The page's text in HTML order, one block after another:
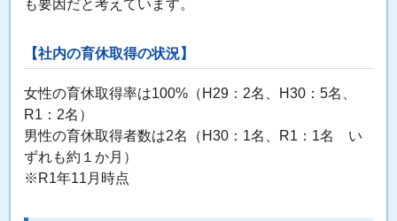
も要因だと考えています。
【社内の育休取得の状況】
女性の育休取得率は100%（H29：2名、H30：5名、
R1：2名）
男性の育休取得者数は2名（H30：1名、R1：1名 い
ずれも約１か月）
※R1年11月時点